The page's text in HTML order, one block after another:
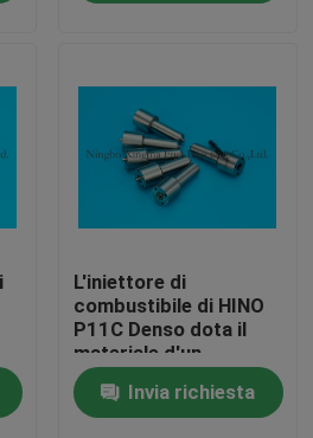
L'iniettore di
combustibile di HINO
P11C Denso dota il
materiale d'un
polverizzatore
comune dell'acciaio
rapido della ferrovia
Invia richiesta